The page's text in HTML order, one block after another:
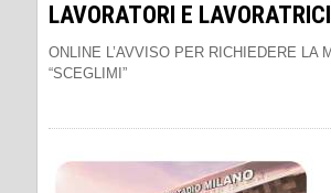
LAVORATORI E
ONLINE L’AVVISO PER RICHIEDERE LA
“SCEGLIMI”